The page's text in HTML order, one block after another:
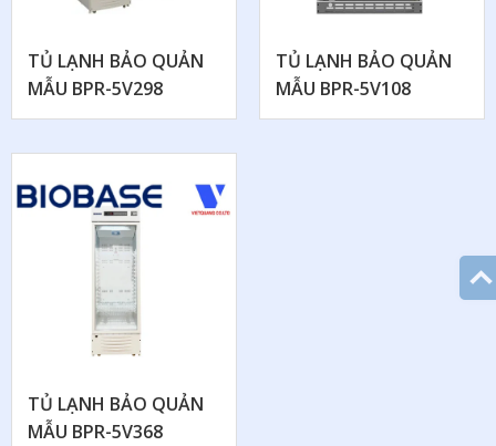
TỦ LẠNH BẢO QUẢN
MẪU BPR-5V298
TỦ LẠNH BẢO QUẢN
MẪU BPR-5V108
TỦ LẠNH BẢO QUẢN
MẪU BPR-5V368